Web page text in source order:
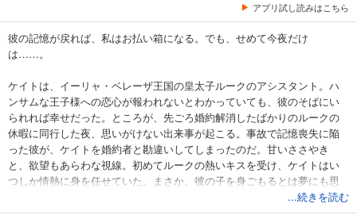
アプリ試し読みはこちら
彼の記憶が戻れば、私はお払い箱になる。でも、せめて今夜だけ
は……。
ケイトは、イーリャ・ベレーザ王国の皇太子ルークのアシスタント。ハ
ンサムな王子様への恋心が報われないとわかっていても、彼のそばにい
られれば幸せだった。ところが、先ごろ婚約解消したばかりのルークの
休暇に同行した夜、思いがけない出来事が起こる。事故で記憶喪失に陥
った彼が、ケイトを婚約者と勘違いしてしまったのだ。甘いささやき
と、欲望もあらわな視線。初めてルークの熱いキスを受け、ケイトはい
つしか情熱に身を任せていた。まさか、彼の子を身ごもるとは夢にも思
...続きを読む